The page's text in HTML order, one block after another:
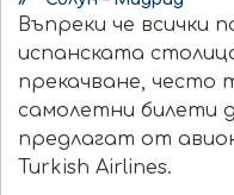
Въпреки че всички
испанската
прекачване, често
самолетни билети
предлагат от
Turkish Airlines.